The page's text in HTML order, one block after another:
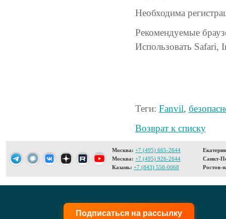
Необходима
Рекомендуемые
Использовать Safari,
Теги: Fanvil,
Возврат к списку
Москва: +7 (495) 665-2644
Москва: +7 (495) 926-2644
Казань: +7 (843) 558-0068
Санкт-
Ростов-
Подписаться на рассылку